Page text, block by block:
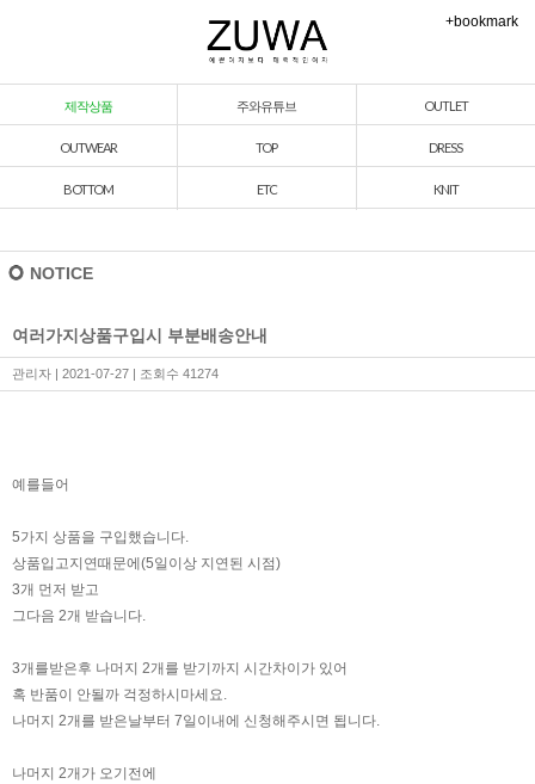
+bookmark
제작상품 주와유튜브 OUTLET
OUTWEAR TOP DRESS
BOTTOM ETC KNIT
NOTICE
여러가지상품구입시 부분배송안내
관리자 | 2021-07-27 | 조회수 41274
예를들어
5가지 상품을 구입했습니다.
상품입고지연때문에(5일이상 지연된 시점)
3개 먼저 받고
그다음 2개 받습니다.
3개를받은후 나머지 2개를 받기까지 시간차이가 있어
혹 반품이 안될까 걱정하시마세요.
나머지 2개를 받은날부터 7일이내에 신청해주시면 됩니다.
나머지 2개가 오기전에